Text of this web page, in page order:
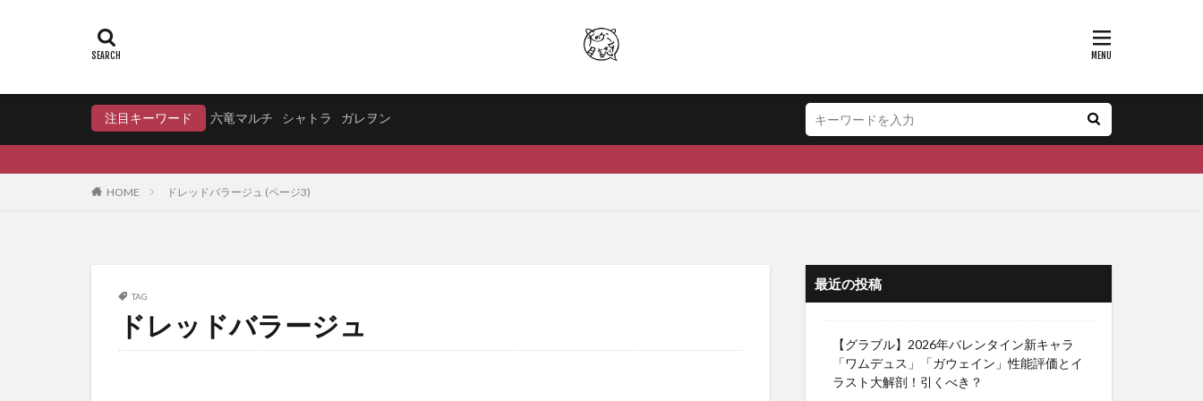
注目キーワード 六竜マルチ シャトラ ガレヲン
HOME ドレッドバラージュ (ページ3)
TAG
ドレッドバラージュ
最近の投稿
【グラブル】2026年バレンタイン新キャラ
「ワムデュス」「ガウェイン」性能評価とイ
ラスト大解剖！引くべき？